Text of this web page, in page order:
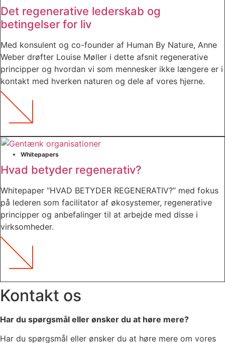
Det regenerative lederskab og
betingelser for liv
Med konsulent og co-founder af Human By Nature, Anne
Weber drøfter Louise Møller i dette afsnit regenerative
principper og hvordan vi som mennesker ikke længere er i
kontakt med hverken naturen og dele af vores hjerne.
Whitepapers
Hvad betyder regenerativ?
Whitepaper “HVAD BETYDER REGENERATIV?” med fokus
på lederen som facilitator af økosystemer, regenerative
principper og anbefalinger til at arbejde med disse i
virksomheder.
Kontakt os
Har du spørgsmål eller ønsker du at høre mere?
Har du spørgsmål eller ønsker du at høre mere om vores